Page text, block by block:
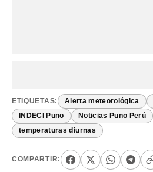
ETIQUETAS: Alerta meteorológica
INDECI Puno Noticias Puno Perú
temperaturas diurnas
COMPARTIR: